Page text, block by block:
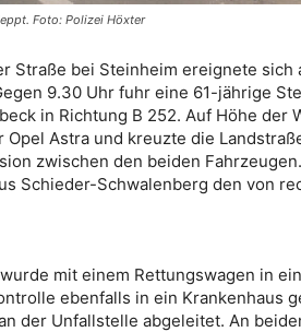
Foto: Polizei Höxter
Straße bei Steinheim ereignete sich
9.30 Uhr fuhr eine 61-jährige
in Richtung B 252. Auf Höhe der
Astra und kreuzte die
zwischen den beiden
Schieder-Schwalenberg den von
mit einem Rettungswagen in
ebenfalls in ein Krankenhaus
der Unfallstelle abgeleitet. An